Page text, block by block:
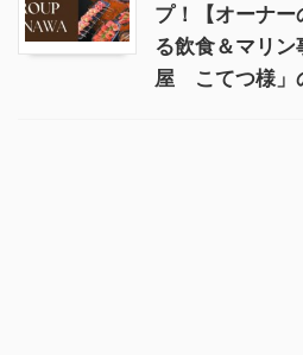
プ！【オーナ
る飲食＆マリ
屋 こてつ様」